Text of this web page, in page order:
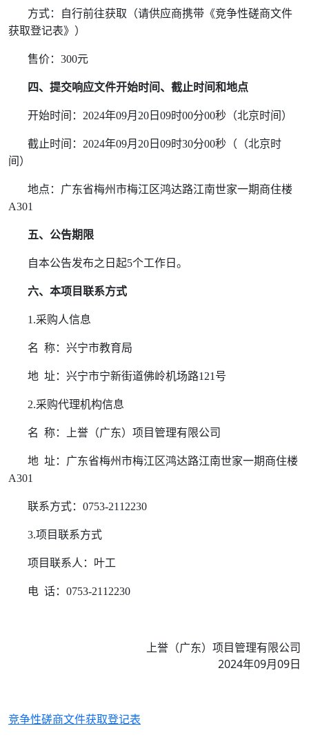
方式：自行前往获取（请供应商携带《竞争性磋商文件
获取登记表》）
售价： 300元
四、提交响应文件开始时间、截止时间和地点
开始时间： 2024年09月 20 日 09时00分00秒（北京时间）
截止时间： 2024年09月 20 日 09时30分00秒（（北京时
间）
地点：广东省梅州市梅江区鸿达路江南世家一期商住楼
A301
五、公告期限
自本公告发布之日起5个工作日。
六、本项目联系方式
1.采购人信息
名 称：兴宁市教育局
地 址：兴宁市宁新街道佛岭机场路121 号
2.采购代理机构信息
名 称：上誉（广东）项目管理有限公司
地 址：广东省梅州市梅江区鸿达路江南世家一期商住楼
A301
联系方式： 0753-2112230
3.项目联系方式
项目联系人：叶工
电 话： 0753-2112230
上誉（广东）项目管理有限公司
2024年09月09日
竞争性磋商文件获取登记表